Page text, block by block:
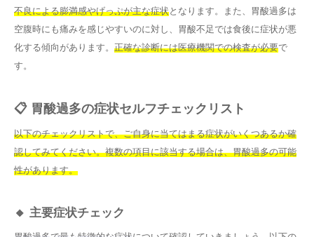
不良による膨満感やげっぷが主な症状となります。また、胃酸過多は
空腹時にも痛みを感じやすいのに対し、胃酸不足では食後に症状が悪
化する傾向があります。 正確な診断には医療機関での検査が必要で
す。
📋 胃酸過多の症状セルフチェックリスト
以下のチェックリストで、ご自身に当てはまる症状がいくつあるか確
認してみてください。複数の項目に該当する場合は、胃酸過多の可能
性があります。
🔸 主要症状チェック